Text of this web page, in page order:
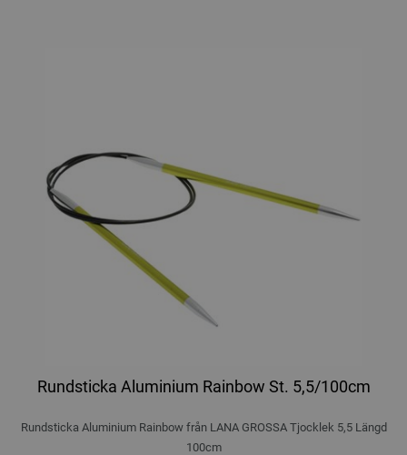
Rundsticka Aluminium Rainbow St. 5,5/100cm
Rundsticka Aluminium Rainbow från LANA GROSSA Tjocklek 5,5 Längd
100cm